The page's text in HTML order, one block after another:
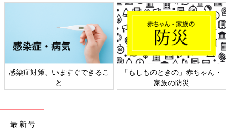
感染症対策、いますぐできるこ
と
「もしものときの」赤ちゃん・
家族の防災
最新号